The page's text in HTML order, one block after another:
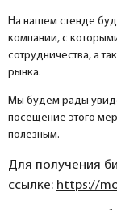
На нашем стенде
компании, с
сотрудничества, а
рынка.
Мы будем рады
посещение этого
полезным.
Для получения
ссылке: https://